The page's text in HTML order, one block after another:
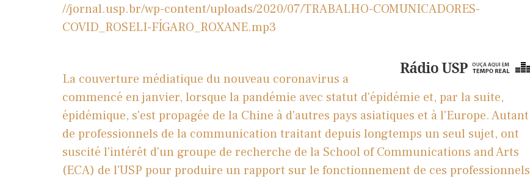
//jornal.usp.br/wp-content/uploads/2020/07/TRABALHO-COMUNICADORES-
COVID_ROSELI-FÍGARO_ROXANE.mp3
La couverture médiatique du nouveau coronavirus a
commencé en janvier, lorsque la pandémie avec statut d'épidémie et, par la suite,
épidémique, s'est propagée de la Chine à d'autres pays asiatiques et à l'Europe. Autant
de professionnels de la communication traitant depuis longtemps un seul sujet, ont
suscité l'intérêt d'un groupe de recherche de la School of Communications and Arts
(ECA) de l'USP pour produire unrapport sur le fonctionnement de ces professionnels